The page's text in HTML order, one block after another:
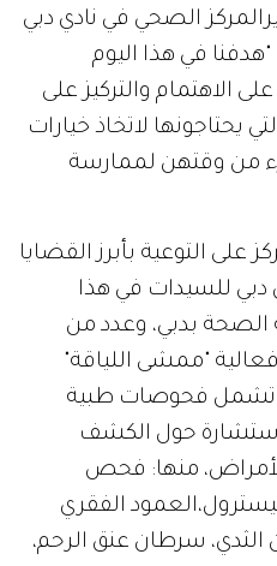
الصحي في نادي دبي
في هذا اليوم
الاهتمام والتركيز على
يحتاجونها لاتخاذ خيارات
من وقتهن لممارسة
على التوعية بأبرز القضايا
للسيدات في هذا
بدبي، وعدد من
فعالية "ممشى اللياقة"
تشمل فحوصات طبية
حول الكشف
منها: فحص
الفقري
سرطان عنق الرحم،